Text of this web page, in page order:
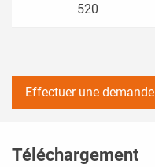
520
Effectuer une demande
Téléchargement